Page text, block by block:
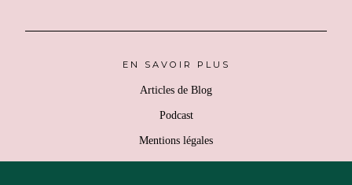
EN SAVOIR PLUS
Articles de Blog
Podcast
Mentions légales